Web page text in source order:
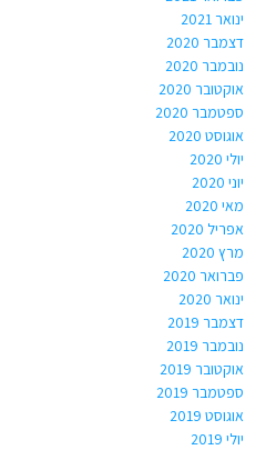
ינואר 2021
דצמבר 2020
נובמבר 2020
אוקטובר 2020
ספטמבר 2020
אוגוסט 2020
יולי 2020
יוני 2020
מאי 2020
אפריל 2020
מרץ 2020
פברואר 2020
ינואר 2020
דצמבר 2019
נובמבר 2019
אוקטובר 2019
ספטמבר 2019
אוגוסט 2019
יולי 2019